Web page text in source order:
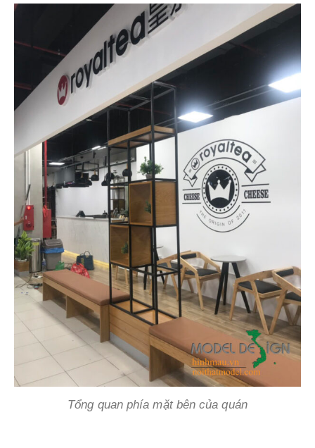
Tổng quan phía mặt bên của quán